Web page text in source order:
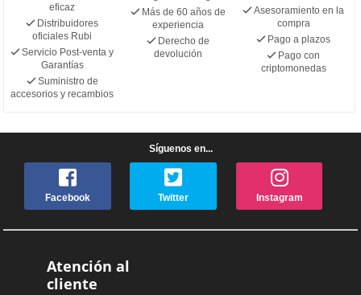
eficaz
Distribuidores
oficiales Rubi
Servicio Post-venta y
Garantías
Suministro de
accesorios y recambios
Más de 60 años de
experiencia
Derecho de
devolución
Asesoramiento en la
compra
Pago a plazos
Pago con
criptomonedas
Síguenos en...
Facebook Twitter Instagram
Atención al
cliente